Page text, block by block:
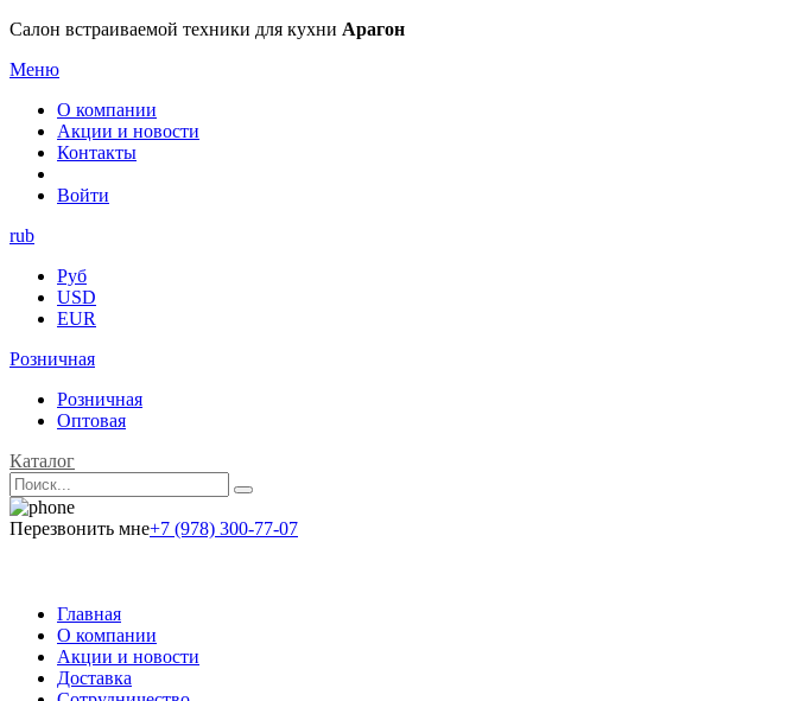
Салон встраиваемой техники для кухни Арагон
Меню
О компании
Акции и новости
Контакты
Войти
rub
Руб
USD
EUR
Розничная
Розничная
Оптовая
Каталог
Перезвонить мне+7 (978) 300-77-07
Главная
О компании
Акции и новости
Доставка